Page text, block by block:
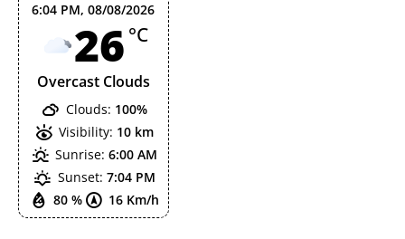
6:04 PM,08/08/2026
26 °C
Overcast Clouds
80 % 16 Km/h
Clouds: 100%
Visibility: 10 km
Sunrise: 6:00 AM
Sunset: 7:04 PM